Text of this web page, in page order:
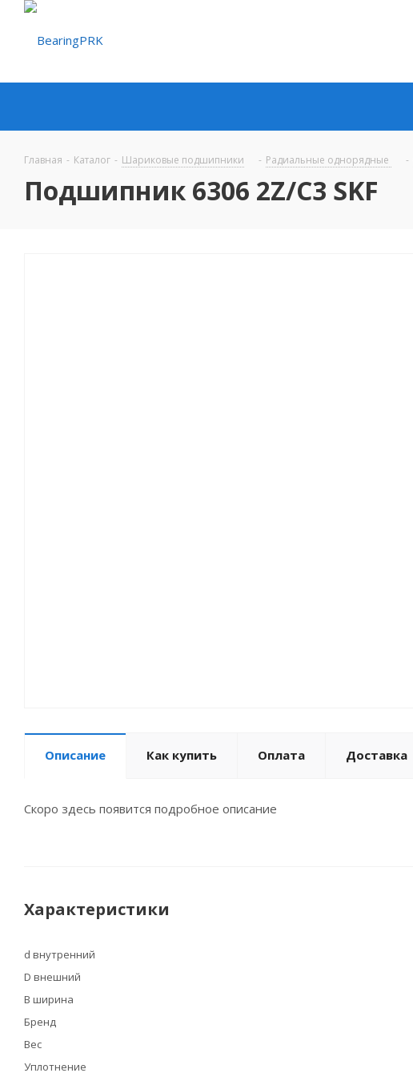
Главная - Каталог - Шариковые подшипники - Радиальные однорядные -
Подшипник 6306 2Z/C3 SKF
Описание Как купить Оплата Доставка
Скоро здесь появится подробное описание
Характеристики
d внутренний
D внешний
B ширина
Бренд
Вес
Уплотнение